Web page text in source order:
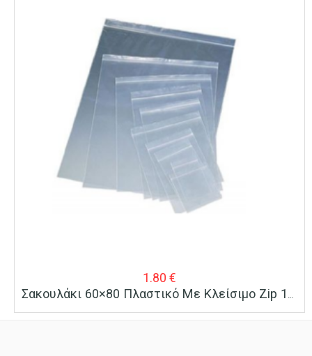
1.80 €
Σακουλάκι 60×80 Πλαστικό Με Κλείσιμο Zip 100 Τεμ.